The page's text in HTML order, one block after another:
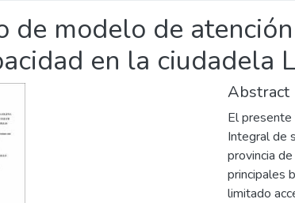
de modelo de
en la ciudadela
Abstract
El
Integral de
provincia
principales
limitado